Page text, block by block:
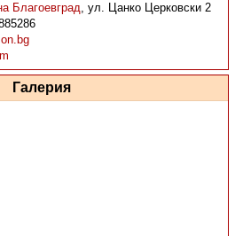
Благоевград,ул. Цанко Церковски 2
Галерия